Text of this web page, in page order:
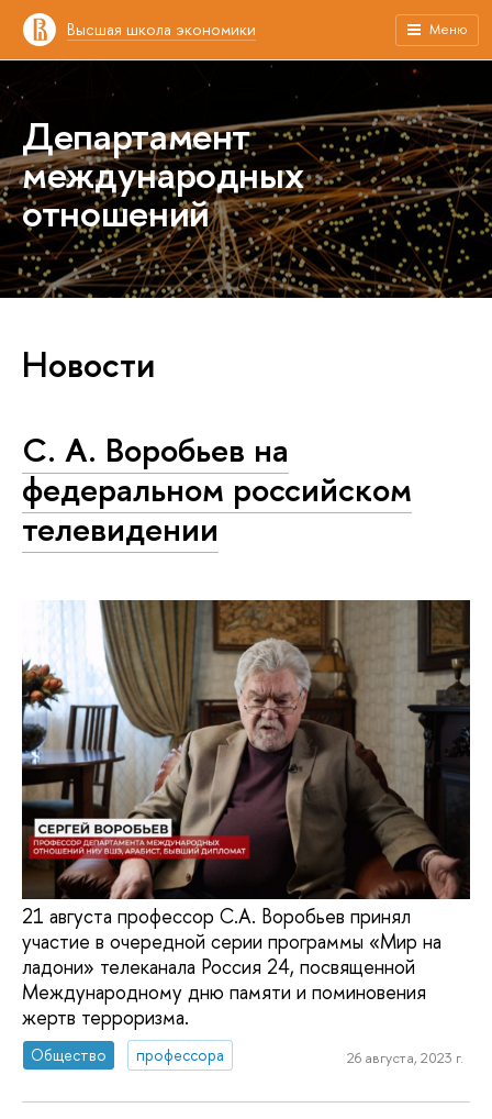
Высшая школа экономики Меню
Департамент
международных
отношений
Новости
С. А. Воробьев на
федеральном российском
телевидении
21 августа профессор С.А. Воробьев принял
участие в очередной серии программы «Мир на
ладони» телеканала Россия 24, посвященной
Международному дню памяти и поминовения
жертв терроризма.
Общество профессора 26 августа, 2023 г.